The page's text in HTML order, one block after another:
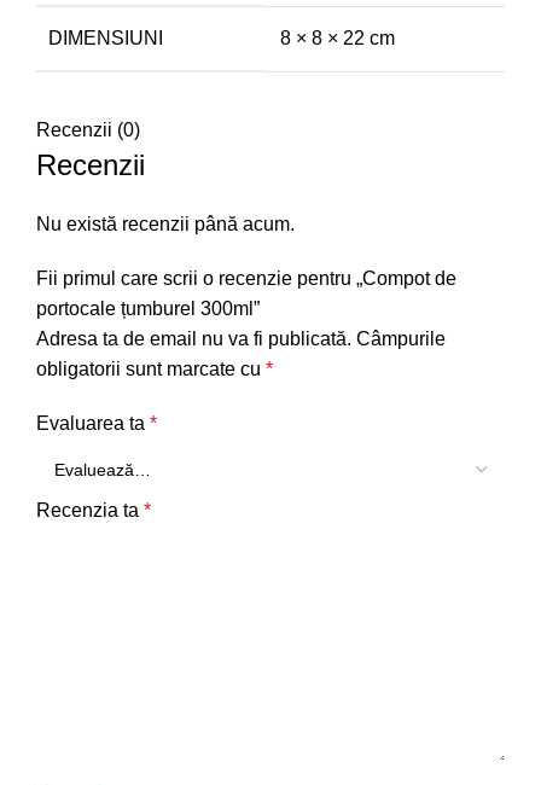
DIMENSIUNI 8 × 8 × 22 cm
Recenzii (0)
Recenzii
Nu există recenzii până acum.
Fii primul care scrii o recenzie pentru „Compot de
portocale țumburel 300ml”
Adresa ta de email nu va fi publicată. Câmpurile
obligatorii sunt marcate cu *
Evaluarea ta *
Recenzia ta *